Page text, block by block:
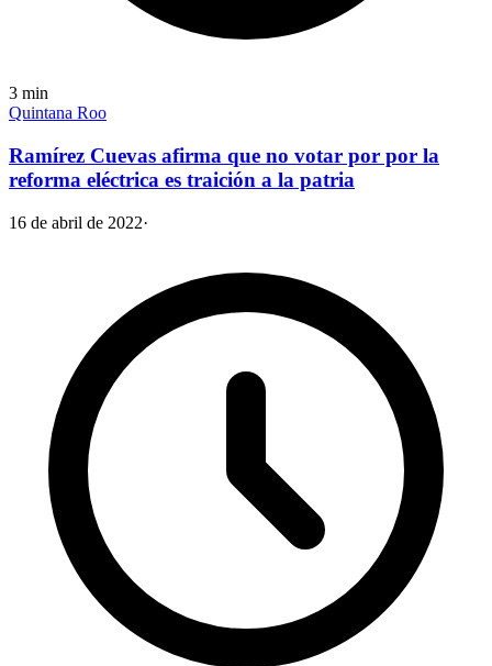
3 min
Quintana Roo
Ramírez Cuevas afirma que no votar por por la
reforma eléctrica es traición a la patria
16 de abril de 2022·